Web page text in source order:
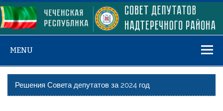
Skip
to
content
MENU
Решения Совета депутатов за 2024 год